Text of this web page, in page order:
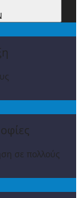
σε πολλούς